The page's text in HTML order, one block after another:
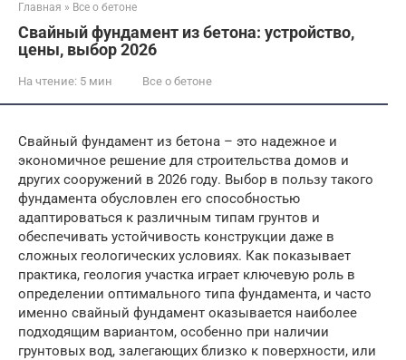
Главная » Все о бетоне
Свайный фундамент из бетона: устройство,
цены, выбор 2026
На чтение: 5 мин Все о бетоне
Свайный фундамент из бетона – это надежное и
экономичное решение для строительства домов и
других сооружений в 2026 году. Выбор в пользу такого
фундамента обусловлен его способностью
адаптироваться к различным типам грунтов и
обеспечивать устойчивость конструкции даже в
сложных геологических условиях. Как показывает
практика, геология участка играет ключевую роль в
определении оптимального типа фундамента, и часто
именно свайный фундамент оказывается наиболее
подходящим вариантом, особенно при наличии
грунтовых вод, залегающих близко к поверхности, или